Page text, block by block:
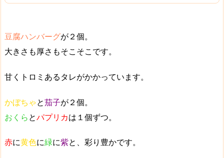
豆腐ハンバーグが２個。
大きさも厚さもそこそこです。
甘くトロミあるタレがかかっています。
かぼちゃと茄子が２個。
おくらとパプリカは１個ずつ。
赤に黄色に緑に紫と、彩り豊かです。